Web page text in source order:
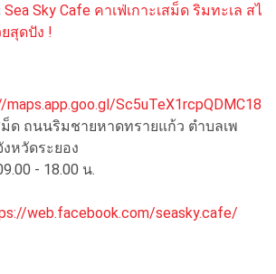
Sea Sky Cafe คาเฟ่เกาะเสม็ด ริมทะเล สไ
สุดปัง !
Sc5uTeX1rcpQDMC18
ม็ด ถนนริมชายหาดทรายแก้ว ตำบลเพ
งหวัดระยอง
- 18.00 น.
web.facebook.com/seasky.cafe/